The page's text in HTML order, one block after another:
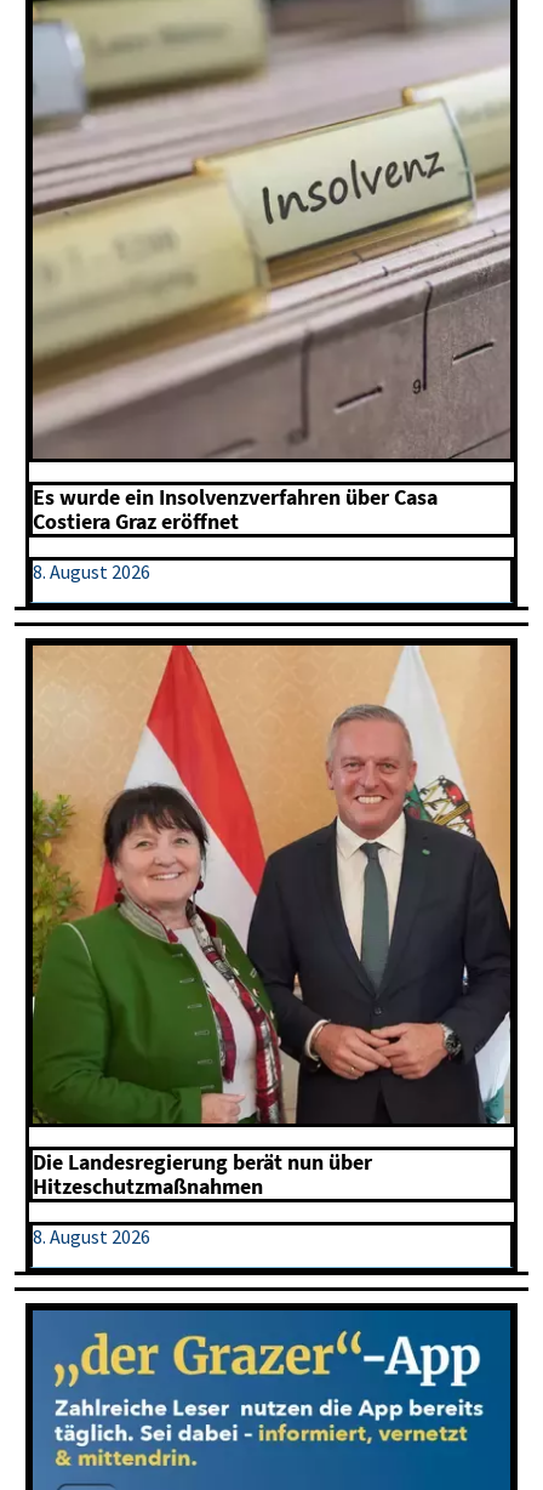
Es wurde ein Insolvenzverfahren über Casa
Costiera Graz eröffnet
8. August 2026
Die Landesregierung berät nun über
Hitzeschutzmaßnahmen
8. August 2026